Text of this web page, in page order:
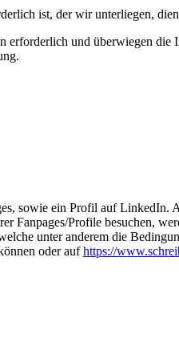
ist, der wir unterliegen,
erforderlich und überwiegen
sowie ein Profil auf LinkedIn.
Profile besuchen,
unter anderem die
oder aufhttps://